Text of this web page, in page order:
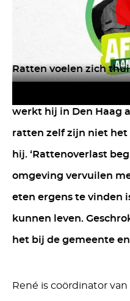
Ratten voelen zich
werkt hij in Den Haag
ratten zelf zijn niet het
hij. ‘Rattenoverlast
omgeving vervuilen
eten ergens te vinden
kunnen leven.
het bij de gemeente
René is coördinator